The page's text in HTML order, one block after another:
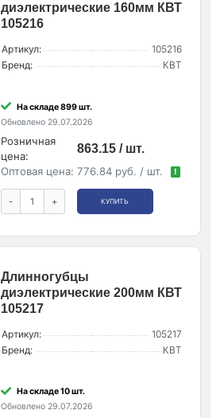
диэлектрические 160мм КВТ
105216
Артикул:
105216
Бренд:
КВТ
На складе 899 шт.
Обновлено 29.07.2026
Розничная
цена:
863.15 / шт.
Оптовая цена: 776.84 руб. / шт. !
- + КУПИТЬ
Длинногубцы
диэлектрические 200мм КВТ
105217
Артикул:
105217
Бренд:
КВТ
На складе 10 шт.
Обновлено 29.07.2026